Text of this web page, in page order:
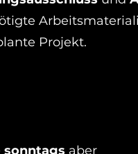
Projekt.
sonntags aber